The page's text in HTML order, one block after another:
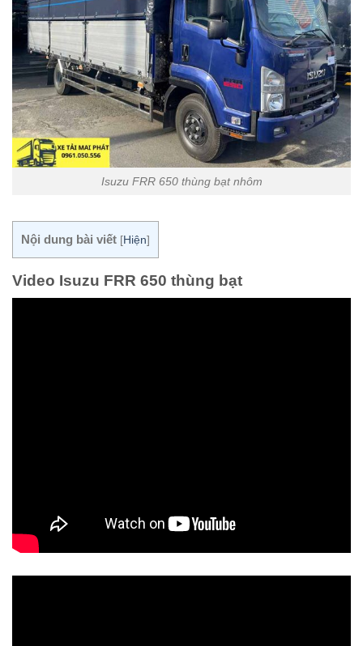
Isuzu FRR 650 thùng bạt nhôm
Nội dung bài viết [Hiện]
Video Isuzu FRR 650 thùng bạt